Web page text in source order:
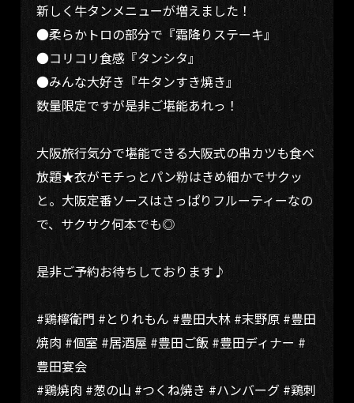
新しく牛タンメニューが増えました！
●柔らかトロの部分で『霜降りステーキ』
●コリコリ食感『タンシタ』
●みんな大好き『牛タンすき焼き』
数量限定ですが是非ご堪能あれっ！
大阪旅行気分で堪能できる大阪式の串カツも食べ
放題★衣がモチっとパン粉はきめ細かでサクッ
と。大阪定番ソースはさっぱりフルーティーなの
で、サクサク何本でも◎
是非ご予約お待ちしております♪
#鶏檸衛門 #とりれもん #豊田大林 #末野原 #豊田
焼肉 #個室 #居酒屋 #豊田ご飯 #豊田ディナー #
豊田宴会
#鶏焼肉 #葱の山 #つくね焼き #ハンバーグ #鶏刺